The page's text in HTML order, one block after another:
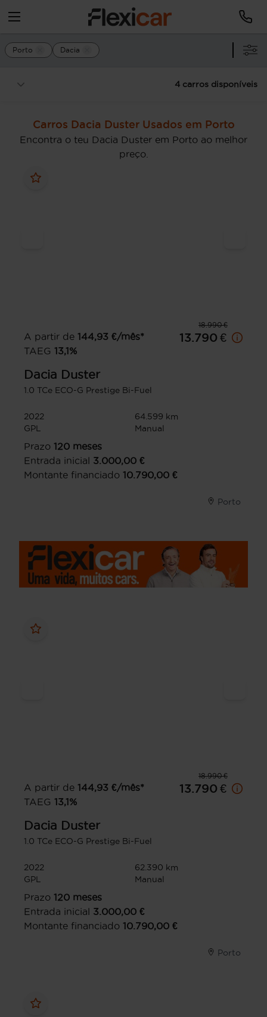
Porto Dacia
4 carros disponíveis
Carros Dacia Duster Usados em Porto
Encontra o teu Dacia Duster em Porto ao melhor
preço.
18.990 €
A partir de 144,93 €/mês*
TAEG 13,1%
13.790 €
Dacia Duster
1.0 TCe ECO-G Prestige Bi-Fuel
2022
64.599 km
GPL
Manual
Prazo 120 meses
Entrada inicial 3.000,00 €
Montante financiado 10.790,00 €
Porto
18.990 €
A partir de 144,93 €/mês*
TAEG 13,1%
13.790 €
Dacia Duster
1.0 TCe ECO-G Prestige Bi-Fuel
2022
62.390 km
GPL
Manual
Prazo 120 meses
Entrada inicial 3.000,00 €
Montante financiado 10.790,00 €
Porto